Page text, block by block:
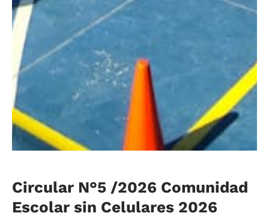
Circular N°5 /2026 Comunidad
Escolar sin Celulares 2026